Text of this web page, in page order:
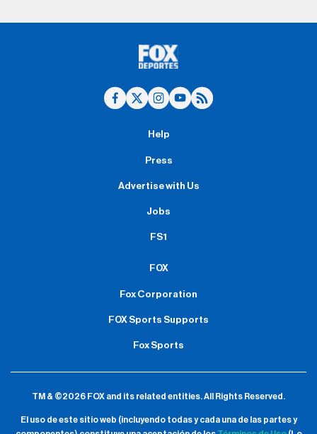
Help
Press
Advertise with Us
Jobs
FS1
FOX
Fox Corporation
FOX Sports Supports
Fox Sports
TM & ©2026 FOX and its related entities.All Rights Reserved.
El uso de este sitio web (incluyendo todas y cada una de las partes y